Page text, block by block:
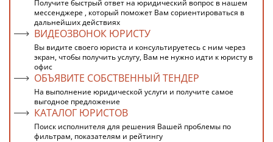
Получите быстрый ответ на юридический вопрос в нашем
мессенджере , который поможет Вам сориентироваться в
дальнейших действиях
ВИДЕОЗВОНОК ЮРИСТУ
Вы видите своего юриста и консультируетесь с ним через
экран, чтобы получить услугу, Вам не нужно идти к юристу в
офис
ОБЪЯВИТЕ СОБСТВЕННЫЙ ТЕНДЕР
На выполнение юридической услуги и получите самое
выгодное предложение
КАТАЛОГ ЮРИСТОВ
Поиск исполнителя для решения Вашей проблемы по
фильтрам, показателям и рейтингу